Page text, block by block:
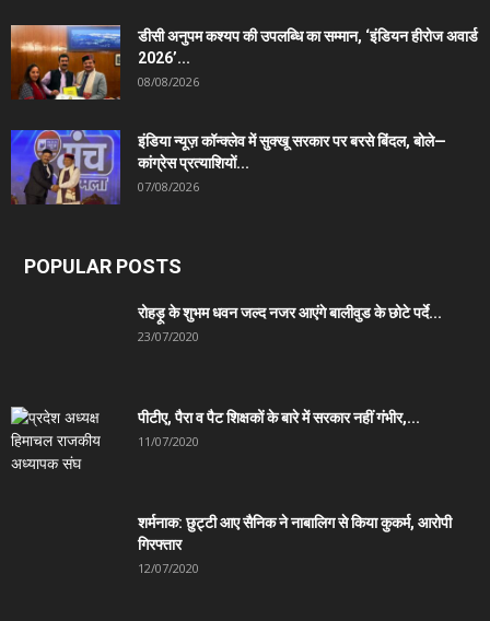
डीसी अनुपम कश्यप की उपलब्धि का सम्मान, ‘इंडियन हीरोज अवार्ड
2026’...
08/08/2026
इंडिया न्यूज़ कॉन्क्लेव में सुक्खू सरकार पर बरसे बिंदल, बोले—
कांग्रेस प्रत्याशियों...
07/08/2026
POPULAR POSTS
रोहड़ू के शुभम धवन जल्द नजर आएंगे बालीवुड के छोटे पर्दे...
23/07/2020
पीटीए, पैरा व पैट शिक्षकों के बारे में सरकार नहीं गंभीर,...
11/07/2020
शर्मनाक: छुट्टी आए सैनिक ने नाबालिग से किया कुकर्म, आरोपी
गिरफ्तार
12/07/2020